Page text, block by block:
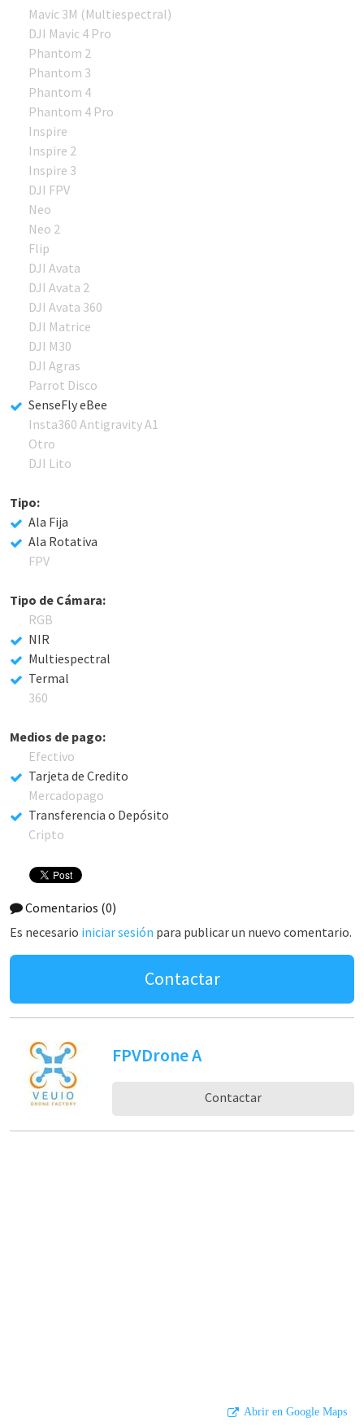
Mavic 3M (Multiespectral)
DJI Mavic 4 Pro
Phantom 2
Phantom 3
Phantom 4
Phantom 4 Pro
Inspire
Inspire 2
Inspire 3
DJI FPV
Neo
Neo 2
Flip
DJI Avata
DJI Avata 2
DJI Avata 360
DJI Matrice
DJI M30
DJI Agras
Parrot Disco
SenseFly eBee
Insta360 Antigravity A1
Otro
DJI Lito
Tipo:
Ala Fija
Ala Rotativa
FPV
Tipo de Cámara:
RGB
NIR
Multiespectral
Termal
360
Medios de pago:
Efectivo
Tarjeta de Credito
Mercadopago
Transferencia o Depósito
Cripto
Comentarios (0)
Es necesario iniciar sesión para publicar un nuevo comentario.
Contactar
FPVDrone A
Contactar
Abrir en Google Maps